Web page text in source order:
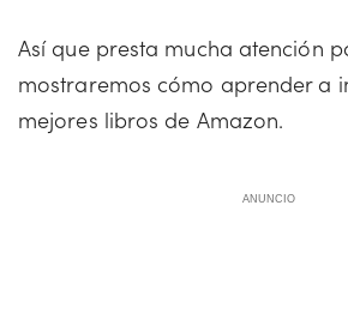
Así que presta mucha atención
mostraremos cómo aprender a
mejores libros de Amazon.
ANUNCIO